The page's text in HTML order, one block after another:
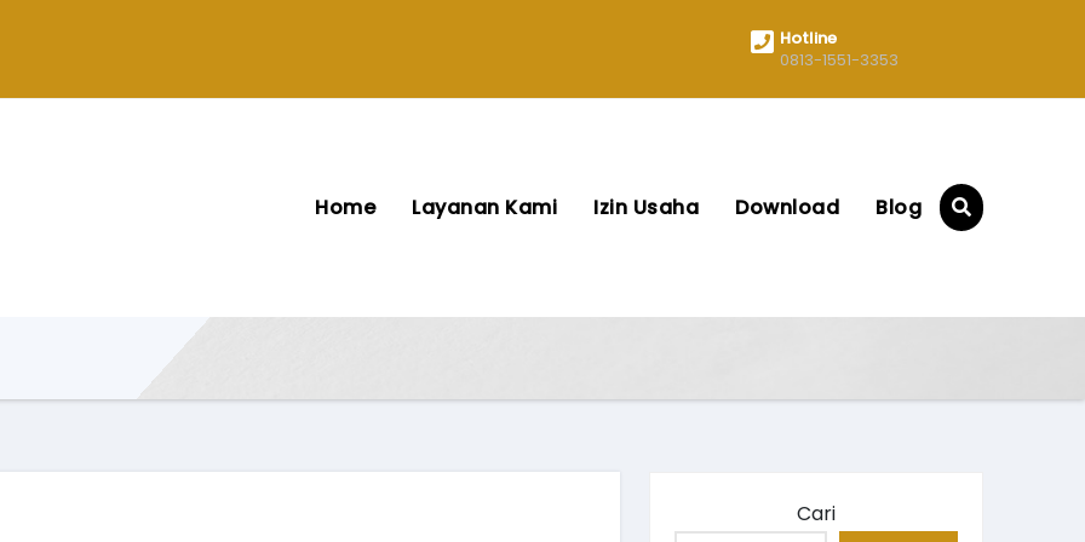
Hotline
0813-1551-3353
Home Layanan Kami Izin Usaha Download Blog
Cari